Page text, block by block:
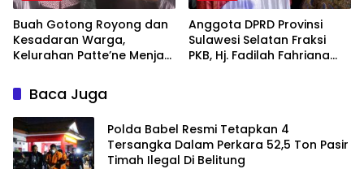
Buah Gotong Royong dan
Kesadaran Warga,
Kelurahan Patte’ne Menjadi
2026
Anggota DPRD Provinsi
Sulawesi Selatan Fraksi
PKB, Hj. Fadilah Fahriana
dan Inovasi Award 2026
Baca Juga
Polda Babel Resmi Tetapkan 4
Tersangka Dalam Perkara 52,5 Ton Pasir
Timah Ilegal Di Belitung